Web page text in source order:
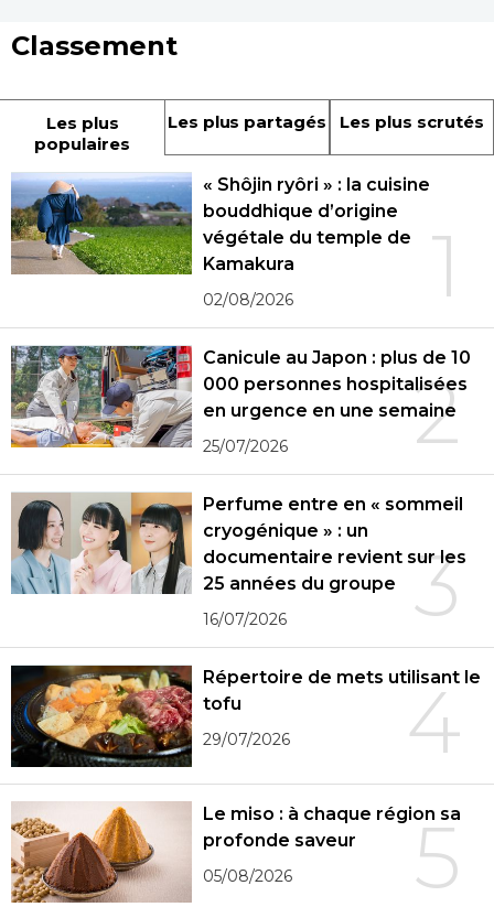
Classement
Les plus
populaires
Les plus partagés Les plus scrutés
1
« Shôjin ryôri » : la cuisine
bouddhique d’origine
végétale du temple de
Kamakura
02/08/2026
2
Canicule au Japon : plus de 10
000 personnes hospitalisées
en urgence en une semaine
25/07/2026
3
Perfume entre en « sommeil
cryogénique » : un
documentaire revient sur les
25 années du groupe
16/07/2026
4
Répertoire de mets utilisant le
tofu
29/07/2026
5
Le miso : à chaque région sa
profonde saveur
05/08/2026